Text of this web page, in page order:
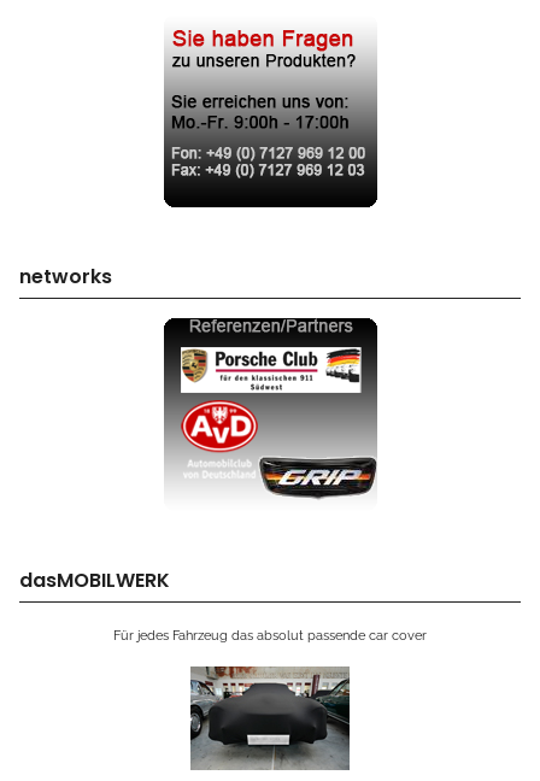
networks
dasMOBILWERK
Für jedes Fahrzeug das absolut passende car cover